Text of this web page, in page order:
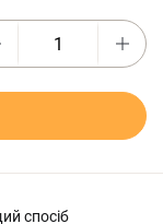
спосіб